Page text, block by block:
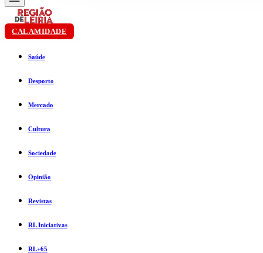
CALAMIDADE
Saúde
Desporto
Mercado
Cultura
Sociedade
Opinião
Revistas
RL Iniciativas
RL+65